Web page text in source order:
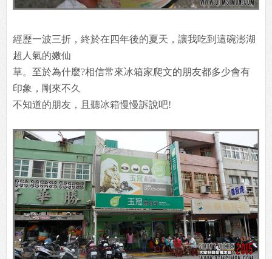
經歷一波三折，終於在四年後的夏天，讓我吃到這碗澎湖
超人氣的嫩仙
草。至於為什麼?相信常來冰箱家爬文的朋友都多少會有
印象，剛來不久
不知道的朋友，且聽冰箱慢慢訴說吧!